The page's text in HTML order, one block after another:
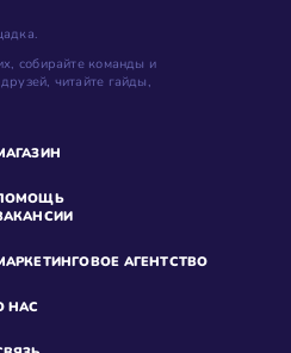
собирайте команды и
читайте гайды,
АГЕНТСТВО
НАС